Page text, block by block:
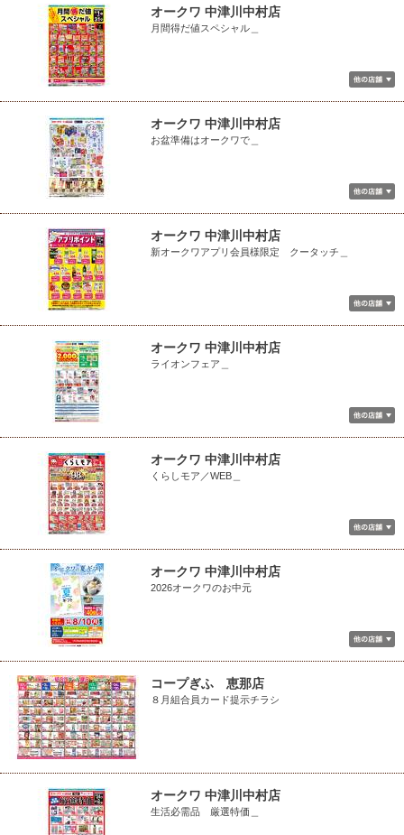
オークワ 中津川中村店
月間得だ値スペシャル＿
オークワ 中津川中村店
お盆準備はオークワで＿
オークワ 中津川中村店
新オークワアプリ会員様限定 クータッチ＿
オークワ 中津川中村店
ライオンフェア＿
オークワ 中津川中村店
くらしモア／WEB＿
オークワ 中津川中村店
2026オークワのお中元
コープぎふ 恵那店
８月組合員カード提示チラシ
オークワ 中津川中村店
生活必需品 厳選特価＿